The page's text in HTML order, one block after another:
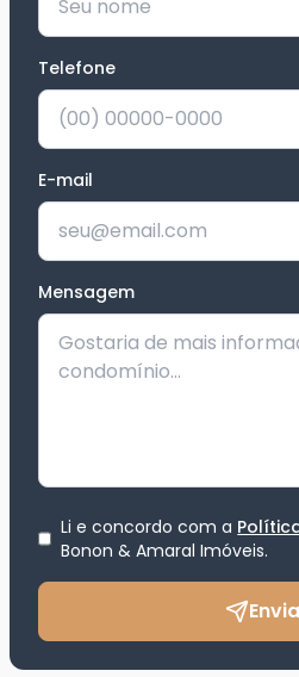
Telefone
E-mail
Mensagem
Li e concordo com a
Bonon & Amaral Imóveis.